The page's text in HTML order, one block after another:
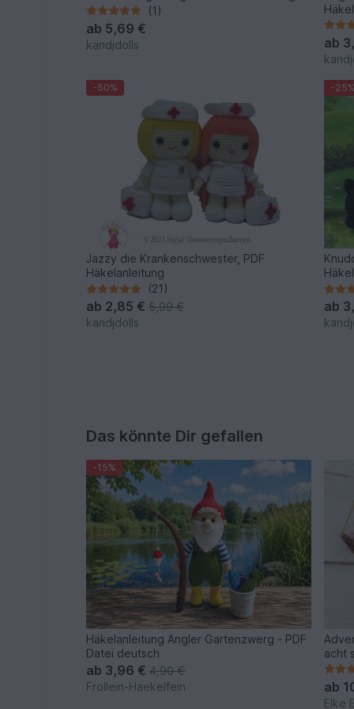
(1)
ab 5,69 €
kandjdolls ab
-50%
Jazzy die Krankenschwester, PDF
Häkelanleitung
(21)
ab 2,85 €5,99 €
kandjdolls
-
ab
Das könnte Dir gefallen
-15%
Häkelanleitung Angler Gartenzwerg - PDF
Datei deutsch
ab 3,96 €4,90 €
Frollein-Haekelfein
acht
ab
Elke